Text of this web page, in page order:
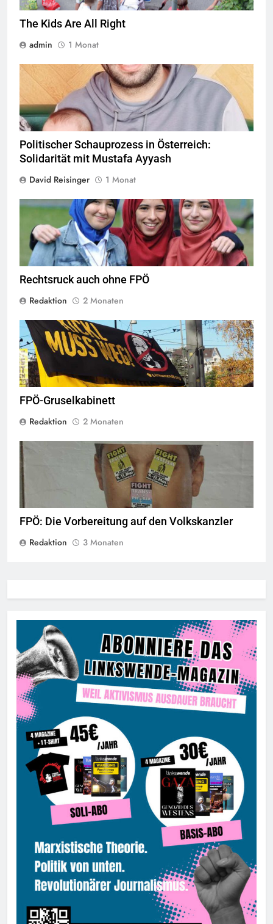
The Kids Are All Right
admin
1 Monat
© Twitter Mustafa ayyash
Politischer Schauprozess in Österreich:
Solidarität mit Mustafa Ayyash
David Reisinger
1 Monat
Das Kopftuchverbot hat nur den Zweck Muslime zu stigmatisieren,
Quelle©CC-BY-2.0
Rechtsruck auch ohne FPÖ
Redaktion
2 Monaten
© linkswende.org,CC-BY-SA-1.0
FPÖ-Gruselkabinett
Redaktion
2 Monaten
© linkswende.org, CC-BY-SA-1.0
FPÖ: Die Vorbereitung auf den Volkskanzler
Redaktion
3 Monaten